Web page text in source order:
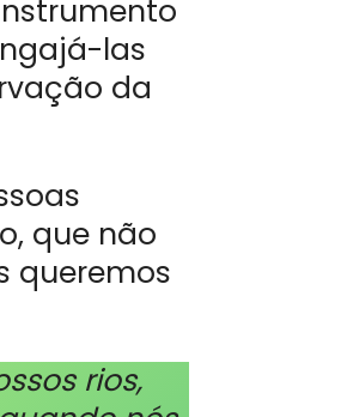
las
da
que não
queremos
rios,